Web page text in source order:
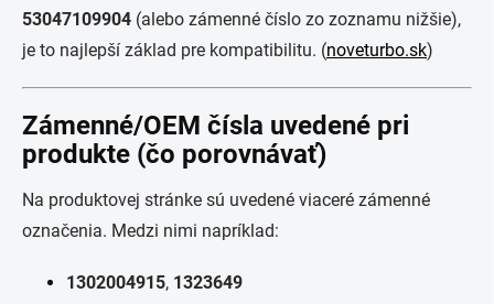
53047109904 (alebo zámenné číslo zo zoznamu nižšie),
je to najlepší základ pre kompatibilitu. (noveturbo.sk)
Zámenné/OEM čísla uvedené pri
produkte (čo porovnávať)
Na produktovej stránke sú uvedené viaceré zámenné
označenia. Medzi nimi napríklad:
1302004915, 1323649